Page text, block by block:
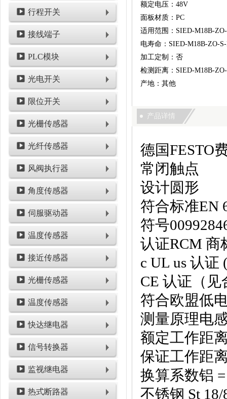
行程开关
接线端子
PLC模块
光电开关
限位开关
光栅传感器
光纤传感器
风阀执行器
角度传感器
伺服驱动器
温度传感器
接近传感器
光栅传感器
温度传感器
快达继电器
信号转换器
监视继电器
热式断路器
额定电压：48V
面板材质：PC
适用范围：SIED-M18B-
电寿命：SIED-M18B-ZO-
加工定制：否
检测距离：SIED-M18B-
产地：其他
产品详情
德国FESTO
常闭触点
设计圆形
符合标准EN
符号
认证RCM 商
c UL us 认证
CE 认证（
符合欧盟低
测量原理电
额定工作距
保证工作距
换算系数铝
不锈钢 St 18/